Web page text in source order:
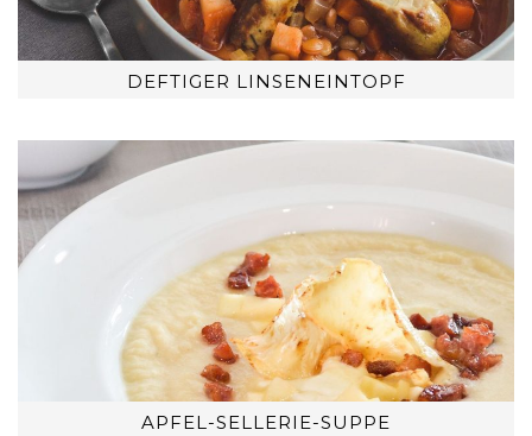
DEFTIGER LINSENEINTOPF
APFEL-SELLERIE-SUPPE